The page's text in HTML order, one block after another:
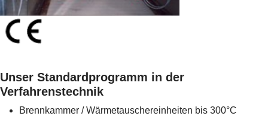
Unser Standardprogramm in der
Verfahrenstechnik
Brennkammer / Wärmetauschereinheiten bis 300°C